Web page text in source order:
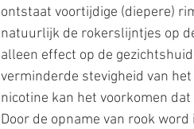
ontstaat voortijdige (diepere)
natuurlijk de rokerslijntjes op
alleen effect op de
verminderde stevigheid van
nicotine kan het voorkomen
Door de opname van rook